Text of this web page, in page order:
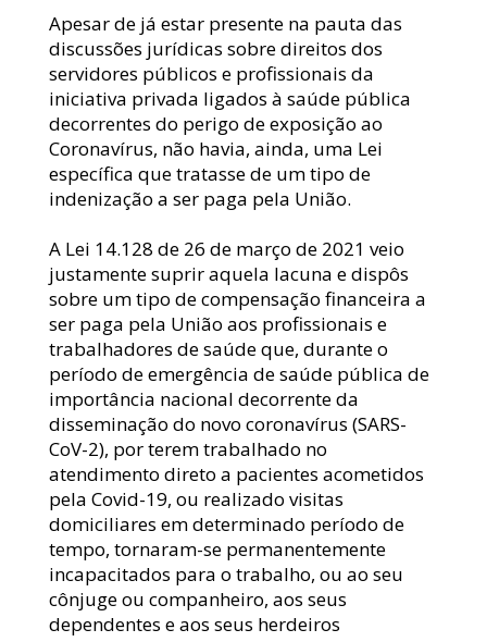
Apesar de já estar presente na pauta das
discussões jurídicas sobre direitos dos
servidores públicos e profissionais da
iniciativa privada ligados à saúde pública
decorrentes do perigo de exposição ao
Coronavírus, não havia, ainda, uma Lei
específica que tratasse de um tipo de
indenização a ser paga pela União.
A Lei 14.128 de 26 de março de 2021 veio
justamente suprir aquela lacuna e dispôs
sobre um tipo de compensação financeira a
ser paga pela União aos profissionais e
trabalhadores de saúde que, durante o
período de emergência de saúde pública de
importância nacional decorrente da
disseminação do novo coronavírus (SARS-
CoV-2), por terem trabalhado no
atendimento direto a pacientes acometidos
pela Covid-19, ou realizado visitas
domiciliares em determinado período de
tempo, tornaram-se permanentemente
incapacitados para o trabalho, ou ao seu
cônjuge ou companheiro, aos seus
dependentes e aos seus herdeiros